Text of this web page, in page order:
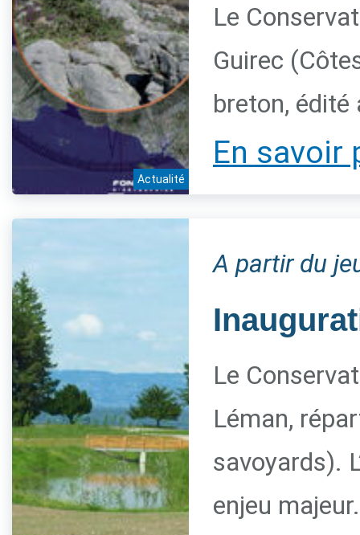
Actualité
Le
Guirec
breton, édité
En savoir
A partir du
Le
Léman,
savoyards).
enjeu majeur.